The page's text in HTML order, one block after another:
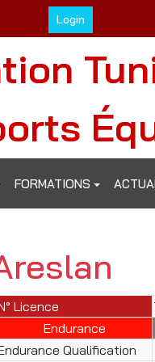
Login
FORMATIONS
Licence
Endurance
Qualification